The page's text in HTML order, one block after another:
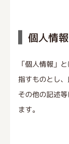
個人情
「個人情報」
指すものとし
その他の記述
ます。